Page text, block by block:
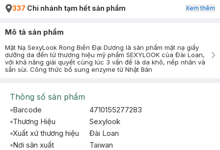
337 Chi nhánh tạm hết sản phẩm Xem thêm
Mô tả sản phẩm
Mặt Nạ SexyLook Rong Biển Đại Dương là sản phẩm mặt nạ giấy
dưỡng da đến từ thương hiệu mỹ phẩm SEXYLOOK của Đài Loan,
với khả năng giải quyết cùng lúc 3 vấn đề là da khô, nếp nhăn và
sần sùi. Công thức bổ sung enzyme từ Nhật Bản
Thông số sản phẩm
Barcode
4710155277283
Thương Hiệu
Sexylook
Xuất xứ thương hiệu
Đài Loan
Nơi sản xuất
Taiwan